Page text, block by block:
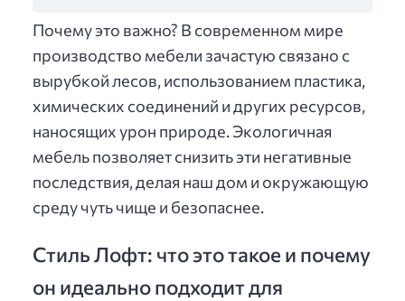
Почему это важно? В современном мире
производство мебели зачастую связано с
вырубкой лесов, использованием пластика,
химических соединений и других ресурсов,
наносящих урон природе. Экологичная
мебель позволяет снизить эти негативные
последствия, делая наш дом и окружающую
среду чуть чище и безопаснее.
Стиль Лофт: что это такое и почему
он идеально подходит для